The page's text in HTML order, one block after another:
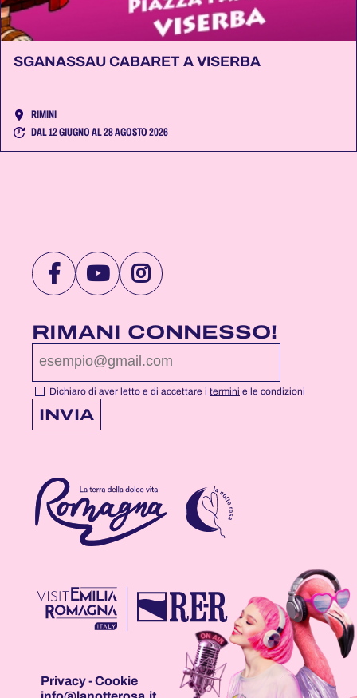
SGANASSAU CABARET A VISERBA
RIMINI
DAL 12 GIUGNO AL 28 AGOSTO 2026
VISITA
PAGINA
FACEBOOK
DI
NOTTEROSA
VISITA
PAGINA
YOUTUBE
DI
NOTTEROSA
VISITA
PAGINA
INSTAGRAM
DI
NOTTEROSA
RIMANI CONNESSO!
Dichiaro di aver letto e di accettare i termini e le condizioni
INVIA
Privacy-Cookie